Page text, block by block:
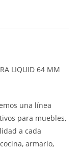
LIQUID 64 MM
una línea
para muebles,
a cada
armario,